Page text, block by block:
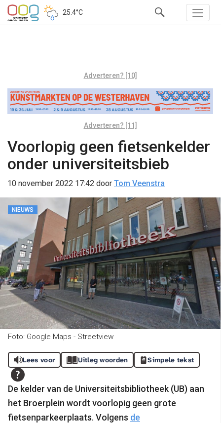
25.4°C
Adverteren? [10]
Adverteren? [11]
Voorlopig geen fietsenkelder
onder universiteitsbieb
10 november 2022 17:42 door Tom Veenstra
NIEUWS
Foto: Google Maps - Streetview
Lees voor Uitleg woorden Simpele tekst
De kelder van de Universiteitsbibliotheek (UB) aan
het Broerplein wordt voorlopig geen grote
fietsenparkeerplaats. Volgens de